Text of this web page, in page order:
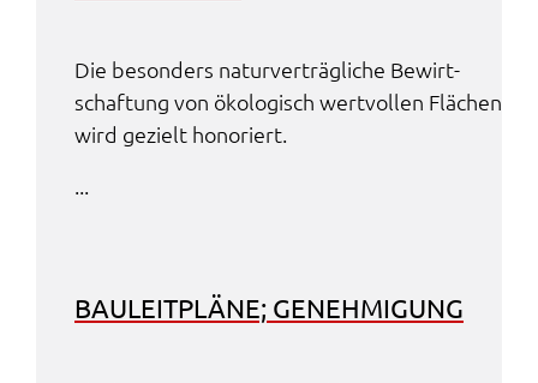
Die beson­ders natur­ver­träg­li­che Bewirt­
schaf­tung von ökolo­gisch wert­vol­len Flächen
wird gezielt hono­riert.
...
BAULEIT­PLÄ­NE; GENEH­MI­GUNG